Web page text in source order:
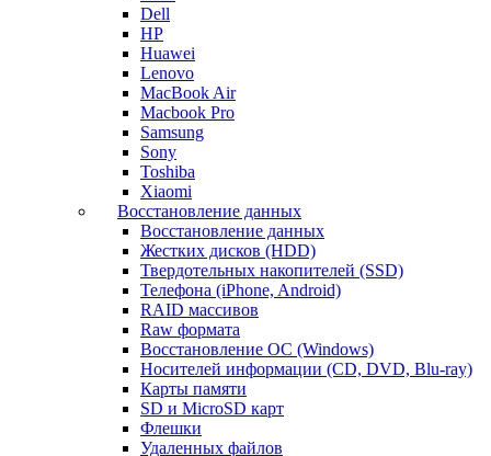
Dell
HP
Huawei
Lenovo
MacBook Air
Macbook Pro
Samsung
Sony
Toshiba
Xiaomi
Восстановление данных
Восстановление данных
Жестких дисков (HDD)
Твердотельных накопителей (SSD)
Телефона (iPhone, Android)
RAID массивов
Raw формата
Восстановление ОС (Windows)
Носителей информации (CD, DVD, Blu-ray)
Карты памяти
SD и MicroSD карт
Флешки
Удаленных файлов